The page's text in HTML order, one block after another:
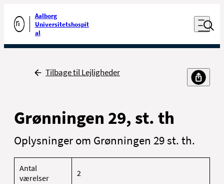
Gå til forsiden
Aalborg
Universitetshospit
al
Åben
Udfør søgning
Tilbage
Tilbage til Lejligheder
Grønningen 29, st. th
Oplysninger om Grønningen 29 st. th.
Antal
værelser
2